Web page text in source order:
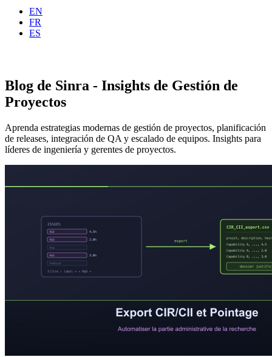
EN
FR
ES
Blog de Sinra - Insights de Gestión de
Proyectos
Aprenda estrategias modernas de gestión de proyectos, planificación
de releases, integración de QA y escalado de equipos. Insights para
líderes de ingeniería y gerentes de proyectos.